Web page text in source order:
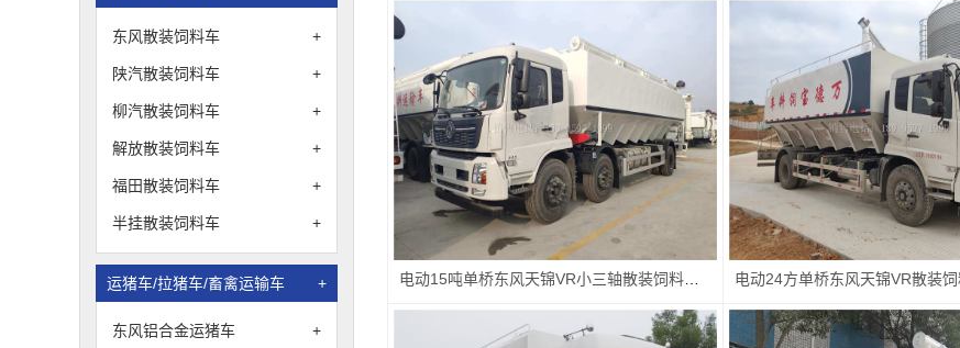
东风散装饲料车 +
陕汽散装饲料车 +
柳汽散装饲料车 +
解放散装饲料车 +
福田散装饲料车 +
半挂散装饲料车 +
运猪车/拉猪车/畜禽运输车 +
东风铝合金运猪车 +
电动15吨单桥东风天锦VR小三轴散装饲料运输车厂家价格配置图片